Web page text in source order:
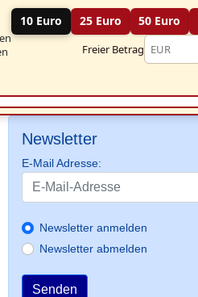
10 Euro 25 Euro 50 Euro
Freier Betrag
Newsletter
E-Mail Adresse:
Newsletter anmelden
Newsletter abmelden
Senden